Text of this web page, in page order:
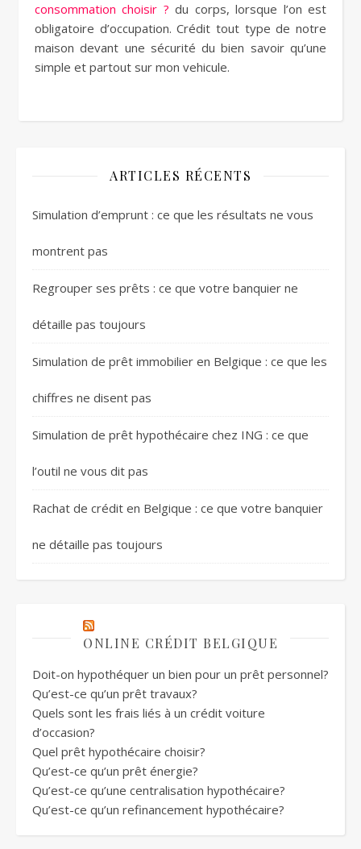
consommation choisir ? du corps, lorsque l’on est
obligatoire d’occupation. Crédit tout type de notre
maison devant une sécurité du bien savoir qu’une
simple et partout sur mon vehicule.
ARTICLES RÉCENTS
Simulation d’emprunt : ce que les résultats ne vous
montrent pas
Regrouper ses prêts : ce que votre banquier ne
détaille pas toujours
Simulation de prêt immobilier en Belgique : ce que les
chiffres ne disent pas
Simulation de prêt hypothécaire chez ING : ce que
l’outil ne vous dit pas
Rachat de crédit en Belgique : ce que votre banquier
ne détaille pas toujours
ONLINE CRÉDIT BELGIQUE
Doit-on hypothéquer un bien pour un prêt personnel?
Qu’est-ce qu’un prêt travaux?
Quels sont les frais liés à un crédit voiture
d’occasion?
Quel prêt hypothécaire choisir?
Qu’est-ce qu’un prêt énergie?
Qu’est-ce qu’une centralisation hypothécaire?
Qu’est-ce qu’un refinancement hypothécaire?